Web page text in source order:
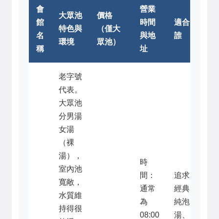
會
館
名
稱
大眾池
特色與
環境
價格
（僅大
眾池）
營業
時間
與地
址
適合
誰
老字號
代表。
大眾池
分男湯
女湯
（裸
湯），
室內池
寬敞，
水質維
持得很
時
間：
通常
為
08:00
追求
經典
純泡
湯、